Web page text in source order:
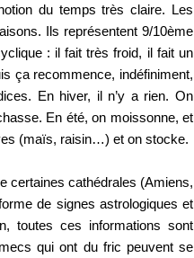
du temps très claire. Les
Ils représentent 9/10ème
: il fait très froid, il fait un
ça recommence, indéfiniment,
En hiver, il n’y a rien. On
En été, on moissonne, et
(maïs, raisin…) et on stocke.
certaines cathédrales (Amiens,
de signes astrologiques et
toutes ces informations sont
qui ont du fric peuvent se